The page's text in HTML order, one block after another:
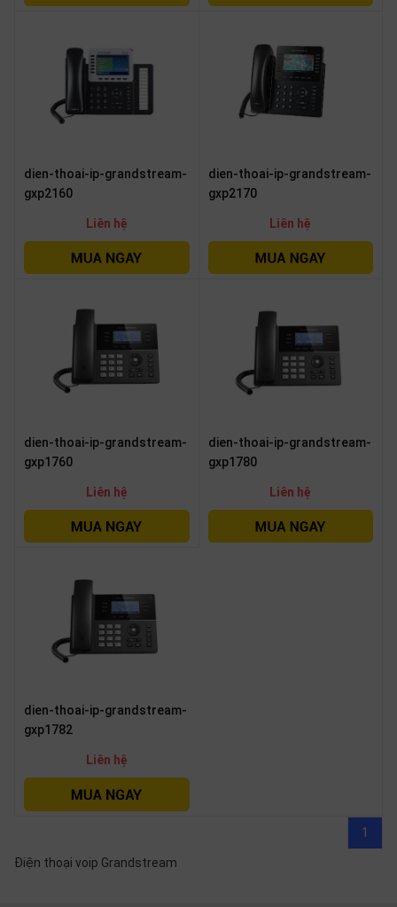
dien-thoai-ip-grandstream-
gxp2160
Liên hệ
dien-thoai-ip-grandstream-
gxp2170
Liên hệ
dien-thoai-ip-grandstream-
gxp1760
Liên hệ
dien-thoai-ip-grandstream-
gxp1780
Liên hệ
dien-thoai-ip-grandstream-
gxp1782
Liên hệ
1
Điện thoại voip Grandstream